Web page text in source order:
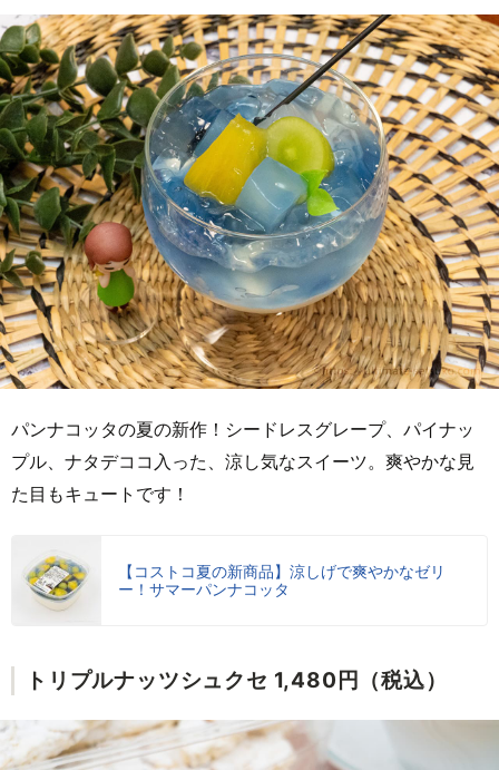
パンナコッタの夏の新作！シードレスグレープ、パイナッ
プル、ナタデココ入った、涼し気なスイーツ。爽やかな見
た目もキュートです！
【コストコ夏の新商品】涼しげで爽やかなゼリ
ー！サマーパンナコッタ
トリプルナッツシュクセ 1,480円（税込）